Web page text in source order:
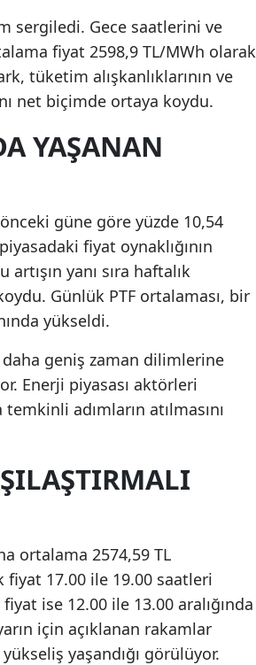
Rize
Sakarya
Sinop
Tekirdağ
Tokat
Trabzon
Şanlıurfa
Uşak
Yozgat
Aksaray
Bayburt
Karaman
sergiledi. Gece saatlerini ve
fiyat 2598,9 TL/MWh olarak
tüketim alışkanlıklarının ve
net biçimde ortaya koydu.
YAŞANAN
güne göre yüzde 10,54
fiyat oynaklığının
yanı sıra haftalık
Günlük PTF ortalaması, bir
yükseldi.
geniş zaman dilimlerine
Enerji piyasası aktörleri
adımların atılmasını
ortalama 2574,59 TL
17.00 ile 19.00 saatleri
ise 12.00 ile 13.00 aralığında
için açıklanan rakamlar
yaşandığı görülüyor.